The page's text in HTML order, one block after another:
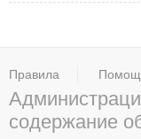
Правила
содержание